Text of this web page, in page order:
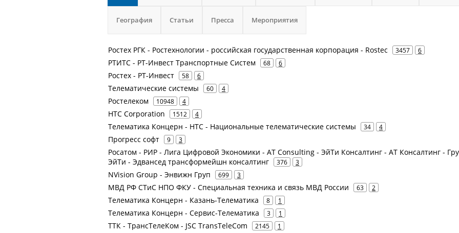
География Статьи Пресса Мероприятия
Ростех РГК - Ростехнологии - российская государственная корпорация - Rostec 3457 6
РТИТС - РТ-Инвест Транспортные Систем 68 6
Ростех - РТ-Инвест 58 6
Телематические системы 60 4
Ростелеком 10948 4
HTC Corporation 1512 4
Телематика Концерн - НТС - Национальные телематические системы 34 4
Прогресс софт 9 3
Росатом - РИР - Лига Цифровой Экономики - AT Consulting - ЭйТи Консалтинг - АТ Консалтинг -
ЭйТи - Эдвансед трансформейшн консалтинг
376 3
NVision Group - Энвижн Груп 699 3
МВД РФ СТиС НПО ФКУ - Специальная техника и связь МВД России 63 2
Телематика Концерн - Казань-Телематика 8 1
Телематика Концерн - Сервис-Телематика 3 1
ТТК - ТрансТелеКом - JSC TransTeleCom 2145 1